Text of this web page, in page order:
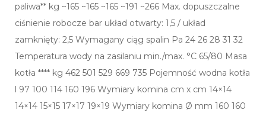
paliwa** kg ~165 ~165 ~165 ~191 ~266 Max. dopuszczalne
ciśnienie robocze bar układ otwarty: 1,5 / układ
zamknięty: 2,5 Wymagany ciąg spalin Pa 24 26 28 31 32
Temperatura wody na zasilaniu min./max. °C 65/80 Masa
kotła **** kg 462 501 529 669 735 Pojemność wodna kotła
l 97 100 114 160 196 Wymiary komina cm x cm 14×14
14×14 15×15 17×17 19×19 Wymiary komina Ø mm 160 160